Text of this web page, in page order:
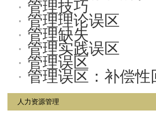
· 管理技巧
· 管理理论误区
· 管理缺失
· 管理实践误区
· 管理误区
· 管理误区：补偿性
人力资源管理